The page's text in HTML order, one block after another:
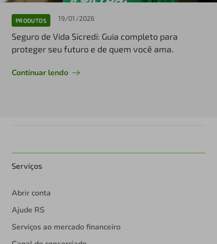
PRODUTOS 19/01/2026
Seguro de Vida Sicredi: Guia completo para
proteger seu futuro e de quem você ama.
Continuar lendo
Serviços
Abrir conta
Ajude RS
Serviços ao mercado financeiro